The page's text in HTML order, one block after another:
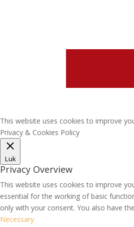
This website uses cookies to improve
Privacy & Cookies Policy
Luk
Privacy Overview
This website uses cookies to improve
essential for the working of basic
only with your consent. You also have
Necessary